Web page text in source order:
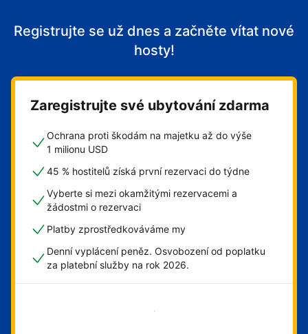
Registrujte se už dnes a začněte vítat nové
hosty!
Zaregistrujte své ubytování zdarma
Ochrana proti škodám na majetku až do výše
1 milionu USD
45 % hostitelů získá první rezervaci do týdne
Vyberte si mezi okamžitými rezervacemi a
žádostmi o rezervaci
Platby zprostředkováváme my
Denní vyplácení peněz. Osvobození od poplatku
za platební služby na rok 2026.
Začít hned